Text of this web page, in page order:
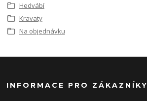
Hedvábí
Kravaty
Na objednávku
INFORMACE PRO ZÁKAZNÍKY